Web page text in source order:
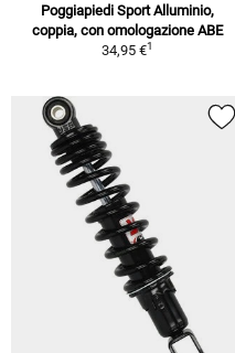
Poggiapiedi Sport Alluminio,
coppia, con omologazione ABE
34,95 €1